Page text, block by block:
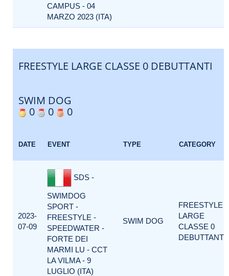
CAMPUS - 04
MARZO 2023 (ITA)
FREESTYLE LARGE CLASSE 0 DEBUTTANTI
SWIM DOG
0
0 0
DATE EVENT TYPE CATEGORY
2023-
07-09
SDS -
SWIMDOG
SPORT -
FREESTYLE -
SPEEDWATER -
FORTE DEI
MARMI LU - CCT
LA VILMA - 9
LUGLIO (ITA)
SWIM DOG
FREESTYLE
LARGE
CLASSE 0
DEBUTTANTI